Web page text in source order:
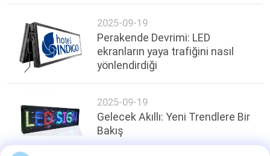
2025-09-19
Perakende Devrimi: LED
ekranların yaya trafiğini nasıl
yönlendirdiği
2025-09-19
Gelecek Akıllı: Yeni Trendlere Bir
Bakış